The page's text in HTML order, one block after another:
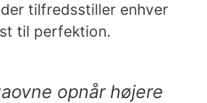
tilfredsstiller enhver
til perfektion.
opnår højere